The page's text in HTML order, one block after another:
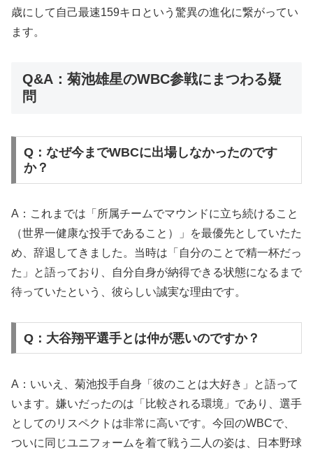
歳にして自己最速159キロという驚異の進化に繋がってい
ます。
Q&A：菊池雄星のWBC参戦にまつわる疑
問
Q：なぜ今までWBCに出場しなかったのです
か？
A：これまでは「所属チームでマウンドに立ち続けること
（世界一健康な投手であること）」を最優先としていたた
め、辞退してきました。当時は「自分のことで精一杯だっ
た」と語っており、自分自身が納得できる状態になるまで
待っていたという、彼らしい誠実な理由です。
Q：大谷翔平選手とは仲が悪いのですか？
A：いいえ、菊池投手自身「彼のことは大好き」と語って
います。嫌いだったのは「比較される環境」であり、選手
としてのリスペクトは非常に高いです。今回のWBCで、
ついに同じユニフォームを着て戦う二人の姿は、日本野球